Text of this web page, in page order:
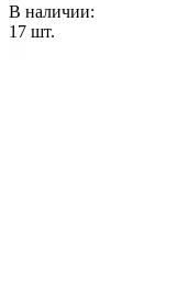
В наличии:
17 шт.